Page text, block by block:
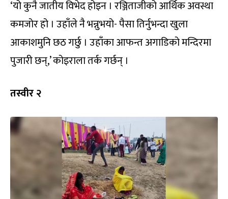
‘यो कुनै जातीय विभेद होइन । रञ्जिताजीको आर्थिक अवस्था
कमजोर हो । उहाँले नै भन्नुभयो- पैसा तिर्नुभन्दा खुला
आकाशमुनि छठ गर्छु । उहाँका आफन्त अगाडिको मन्दिरमा
पुजारी छन्,’ कोइराला तर्क गर्छन् ।
तस्वीर २